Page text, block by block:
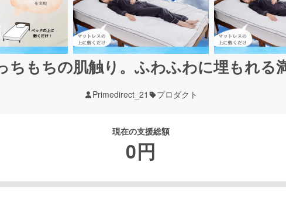
ちもちの肌触り。ふわふわに埋もれる
Primedirect_21 プロダクト
現在の支援総額
0円